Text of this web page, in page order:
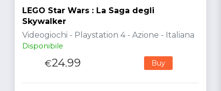
LEGO Star Wars : La Saga degli
Skywalker
Videogiochi - Playstation 4 - Azione - Italiana
Disponibile
€24.99 Buy